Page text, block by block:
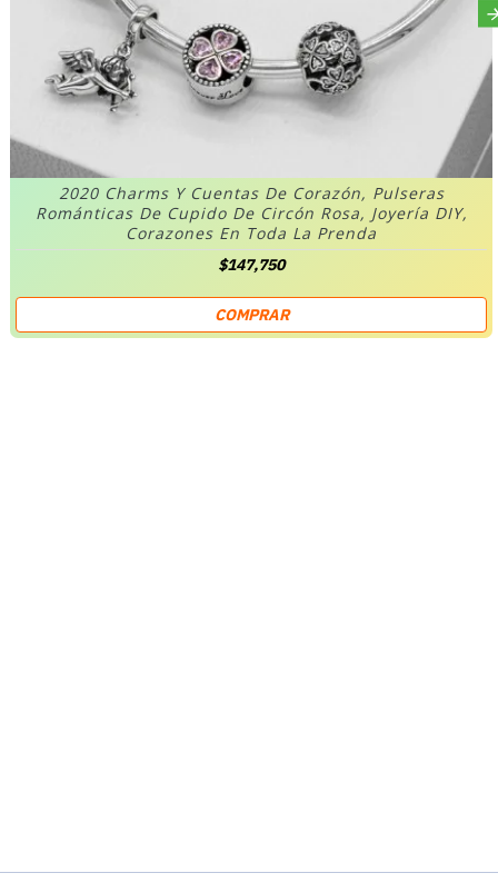
2020 Charms Y Cuentas De Corazón, Pulseras
Románticas De Cupido De Circón Rosa, Joyería DIY,
Corazones En Toda La Prenda
$147,750
COMPRAR